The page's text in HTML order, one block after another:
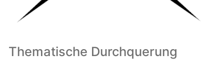
Thematische Durchquerung